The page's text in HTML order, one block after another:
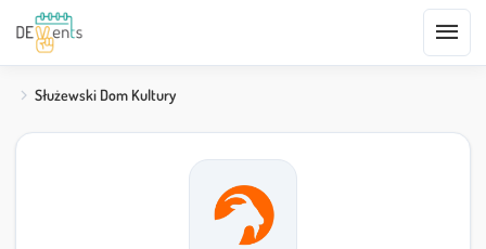
menu
Służewski Dom Kultury